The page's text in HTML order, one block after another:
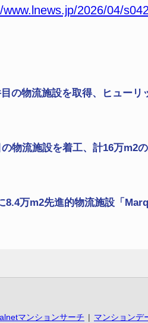
www.lnews.jp/2026/04/
の物流施設を取得、ヒューリ
物流施設を着工、計16万m2
8.4万m2先進的物流施設「
マンションサーチ マンションデ